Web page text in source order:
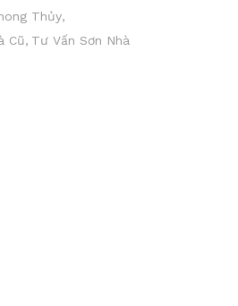
Thủy
Cũ Tư Vấn Sơn Nhà